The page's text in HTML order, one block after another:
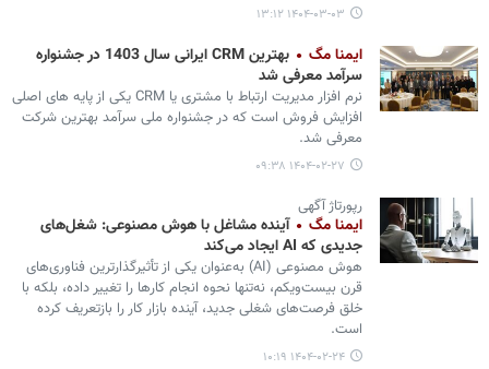
۱۴۰۴-۰۳-۰۳ ۱۳:۱۲
ایمنا مگ
بهترین CRM ایرانی سال 1403 در جشنواره
سرآمد معرفی شد
نرم افزار مدیریت ارتباط با مشتری یا CRM یکی از پایه های اصلی
افزایش فروش است که در جشنواره ملی سرآمد بهترین شرکت
معرفی شد.
۱۴۰۴-۰۲-۲۷ ۰۹:۳۸
رپورتاژ آگهی
ایمنا مگ
آینده مشاغل با هوش مصنوعی: شغل‌های
جدیدی که AI ایجاد می‌کند
هوش مصنوعی (AI) به‌عنوان یکی از تأثیرگذارترین فناوری‌های
قرن بیست‌ویکم، نه‌تنها نحوه انجام کارها را تغییر داده، بلکه با
خلق فرصت‌های شغلی جدید، آینده بازار کار را بازتعریف کرده
است.
۱۴۰۴-۰۲-۲۴ ۱۰:۱۹